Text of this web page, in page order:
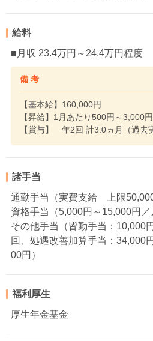
給料
■月収 23.4万円～24.4万円程度
備 考
【基本給】160,000円
【昇給】1月あたり500円～3,000
【賞与】 年2回 計3.0ヵ月（過去
諸手当
通勤手当（実費支給 上限50,000
資格手当（5,000円～15,000円／
その他手当（皆勤手当：10,000
回、処遇改善加算手当：34,000
00円）
福利厚生
厚生年金基金